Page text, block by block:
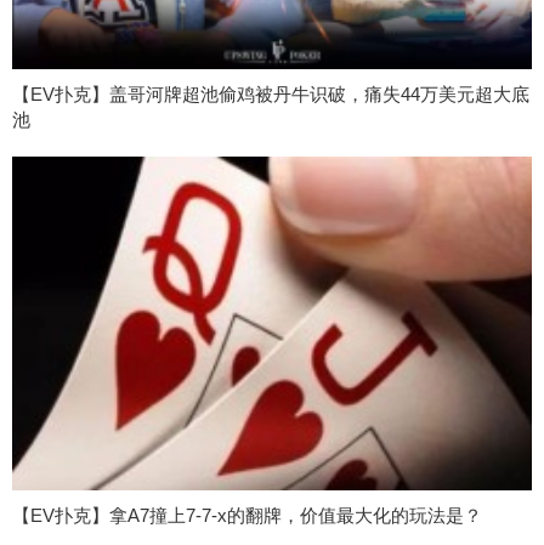
【EV扑克】盖哥河牌超池偷鸡被丹牛识破，痛失44万美元超大底
池
【EV扑克】拿A7撞上7-7-x的翻牌，价值最大化的玩法是？